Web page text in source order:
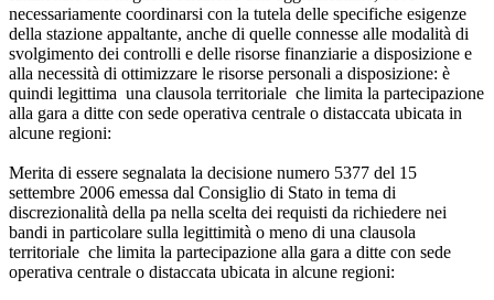
necessariamente coordinarsi con la tutela delle specifiche esigenze
della stazione appaltante, anche di quelle connesse alle modalità di
svolgimento dei controlli e delle risorse finanziarie a disposizione e
alla necessità di ottimizzare le risorse personali a disposizione: è
quindi legittima una clausola territoriale che limita la partecipazione
alla gara a ditte con sede operativa centrale o distaccata ubicata in
alcune regioni:
Merita di essere segnalata la decisione numero 5377 del 15
settembre 2006 emessa dal Consiglio di Stato in tema di
discrezionalità della pa nella scelta dei requisti da richiedere nei
bandi in particolare sulla legittimità o meno di una clausola
territoriale che limita la partecipazione alla gara a ditte con sede
operativa centrale o distaccata ubicata in alcune regioni: